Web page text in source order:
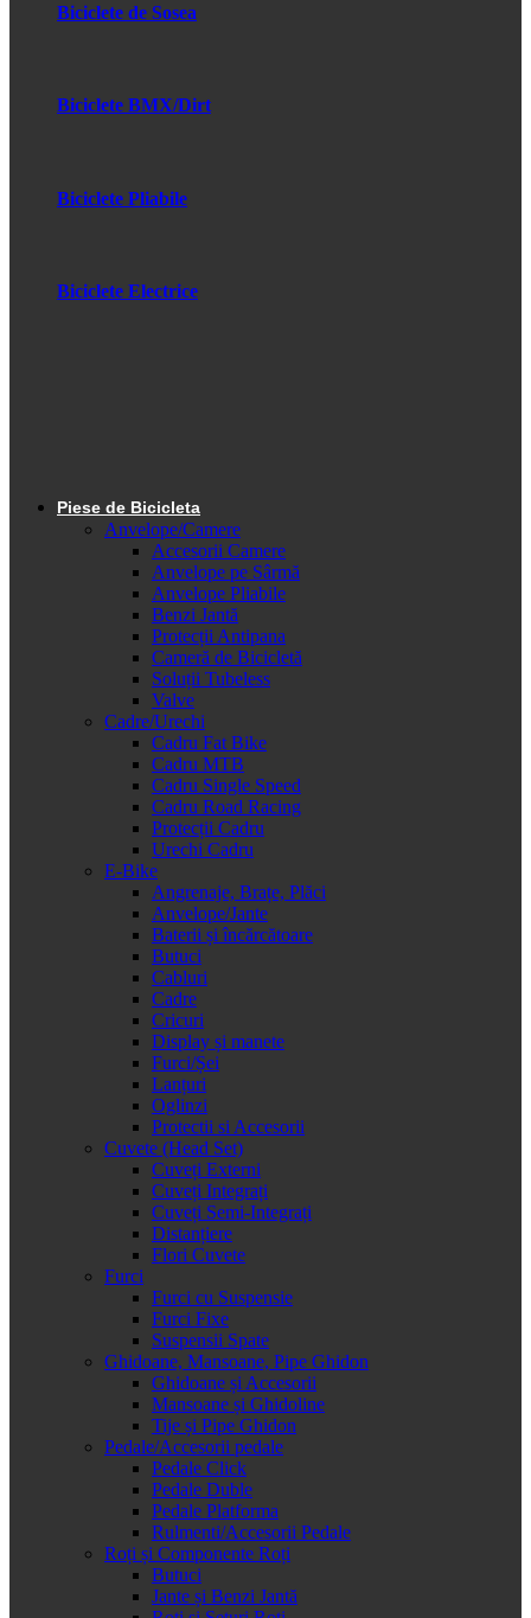
Biciclete de Sosea
Biciclete BMX/Dirt
Biciclete Pliabile
Biciclete Electrice
Piese de Bicicleta
Anvelope/Camere
Accesorii Camere
Anvelope pe Sârmă
Anvelope Pliabile
Benzi Jantă
Protecții Antipana
Cameră de Bicicletă
Soluții Tubeless
Valve
Cadre/Urechi
Cadru Fat Bike
Cadru MTB
Cadru Single Speed
Cadru Road Racing
Protecții Cadru
Urechi Cadru
E-Bike
Angrenaje, Brațe, Plăci
Anvelope/Jante
Baterii și încărcătoare
Butuci
Cabluri
Cadre
Cricuri
Display și manete
Furci/Șei
Lanțuri
Oglinzi
Protectii si Accesorii
Cuvete (Head Set)
Cuveți Externi
Cuveți Integrați
Cuveți Semi-Integrați
Distanțiere
Flori Cuvete
Furci
Furci cu Suspensie
Furci Fixe
Suspensii Spate
Ghidoane, Mansoane, Pipe Ghidon
Ghidoane și Accesorii
Mansoane și Ghidoline
Tije și Pipe Ghidon
Pedale/Accesorii pedale
Pedale Click
Pedale Duble
Pedale Platforma
Rulmenti/Accesorii Pedale
Roți și Componente Roți
Butuci
Jante și Benzi Jantă